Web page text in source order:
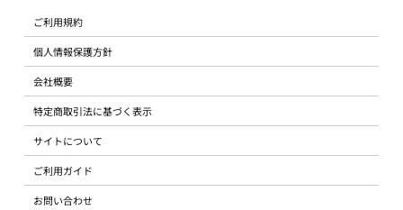
ご利用規約
個人情報保護方針
会社概要
特定商取引法に基づく表示
サイトについて
ご利用ガイド
お問い合わせ